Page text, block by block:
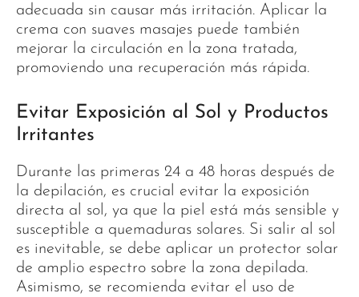
adecuada sin causar más irritación. Aplicar la
crema con suaves masajes puede también
mejorar la circulación en la zona tratada,
promoviendo una recuperación más rápida.
Evitar Exposición al Sol y Productos
Irritantes
Durante las primeras 24 a 48 horas después de
la depilación, es crucial evitar la exposición
directa al sol, ya que la piel está más sensible y
susceptible a quemaduras solares. Si salir al sol
es inevitable, se debe aplicar un protector solar
de amplio espectro sobre la zona depilada.
Asimismo, se recomienda evitar el uso de